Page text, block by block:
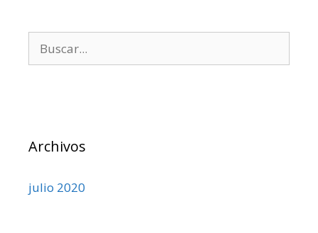
Archivos
julio 2020